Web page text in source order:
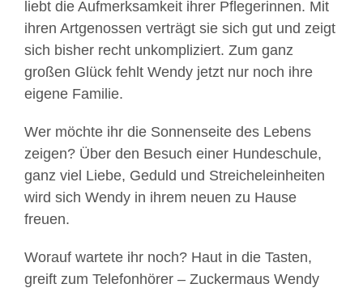
liebt die Aufmerksamkeit ihrer Pflegerinnen. Mit
ihren Artgenossen verträgt sie sich gut und zeigt
sich bisher recht unkompliziert. Zum ganz
großen Glück fehlt Wendy jetzt nur noch ihre
eigene Familie.
Wer möchte ihr die Sonnenseite des Lebens
zeigen? Über den Besuch einer Hundeschule,
ganz viel Liebe, Geduld und Streicheleinheiten
wird sich Wendy in ihrem neuen zu Hause
freuen.
Worauf wartete ihr noch? Haut in die Tasten,
greift zum Telefonhörer – Zuckermaus Wendy